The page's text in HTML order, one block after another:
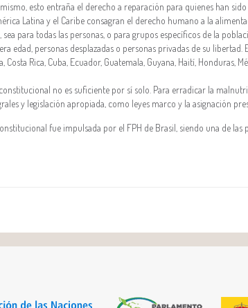
esto entraña el derecho a reparación para quienes han
Latina y el Caribe consagran el derecho humano a la
para todas las personas, o para grupos específicos de la
edad, personas desplazadas o personas privadas de su libertad.
Rica, Cuba, Ecuador, Guatemala, Guyana, Haití, Honduras,
no es suficiente por sí solo. Para erradicar la
y legislación apropiada, como leyes marco y la asignación
fue impulsada por el FPH de Brasil, siendo una de las